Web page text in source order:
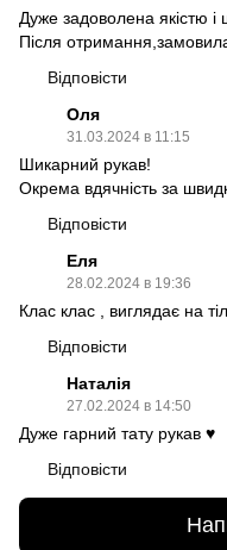
Дуже задоволена якістю
Після
Відповісти
Оля
31.03.2024 в 11:15
Шикарний рукав!
Окрема вдячність за
Відповісти
Еля
28.02.2024 в 19:36
Клас клас , виглядає на
Відповісти
Наталія
27.02.2024 в 14:50
Дуже гарний тату рукав ♥️
Відповісти